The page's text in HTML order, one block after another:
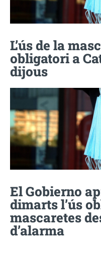
L’ús de la
obligatori a
dijous
El Gobierno
dimarts l’ús
mascaretes
d’alarma